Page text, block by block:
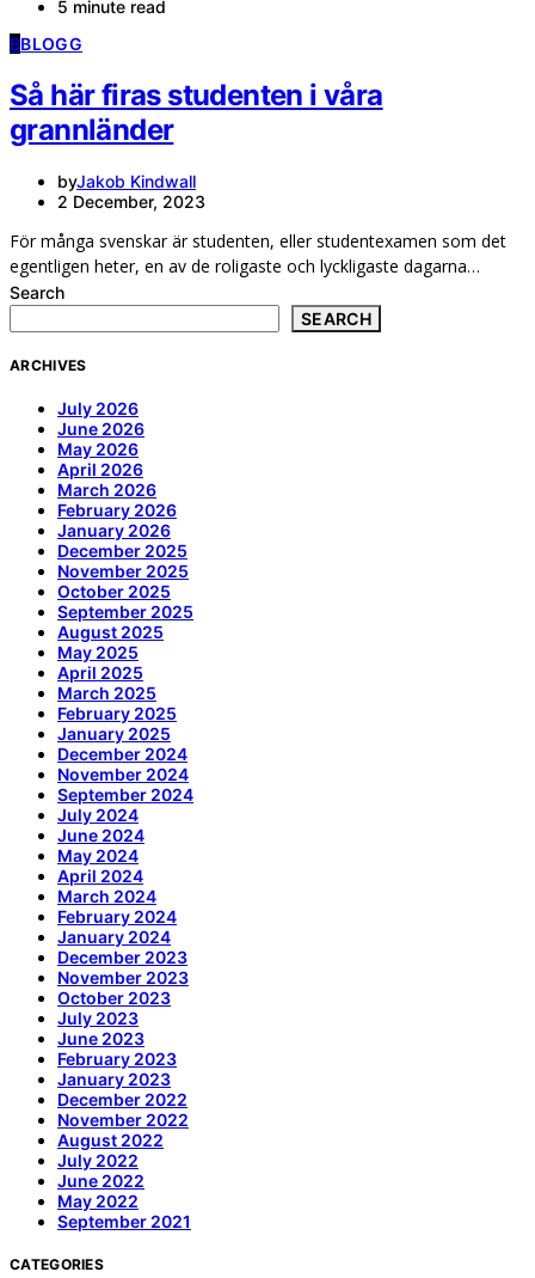
5 minute read
BBLOGG
Så här firas studenten i våra
grannländer
byJakob Kindwall
2 December, 2023
För många svenskar är studenten, eller studentexamen som det
egentligen heter, en av de roligaste och lyckligaste dagarna…
Search
SEARCH
ARCHIVES
July 2026
June 2026
May 2026
April 2026
March 2026
February 2026
January 2026
December 2025
November 2025
October 2025
September 2025
August 2025
May 2025
April 2025
March 2025
February 2025
January 2025
December 2024
November 2024
September 2024
July 2024
June 2024
May 2024
April 2024
March 2024
February 2024
January 2024
December 2023
November 2023
October 2023
July 2023
June 2023
February 2023
January 2023
December 2022
November 2022
August 2022
July 2022
June 2022
May 2022
September 2021
CATEGORIES